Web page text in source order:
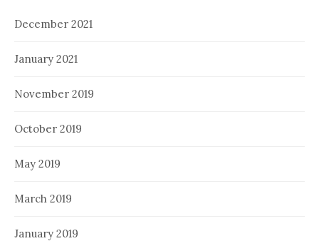
December 2021
January 2021
November 2019
October 2019
May 2019
March 2019
January 2019